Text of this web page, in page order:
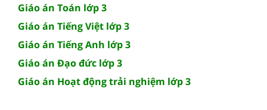
Giáo án Toán lớp 3
Giáo án Tiếng Việt lớp 3
Giáo án Tiếng Anh lớp 3
Giáo án Đạo đức lớp 3
Giáo án Hoạt động trải nghiệm lớp 3